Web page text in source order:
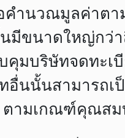
คำนวณมูลค่าต
มีขนาดใหญ่กว่า
คุมบริษัทจดทะเ
อื่นนั้นสามารถเ
ตามเกณฑ์คุณสม